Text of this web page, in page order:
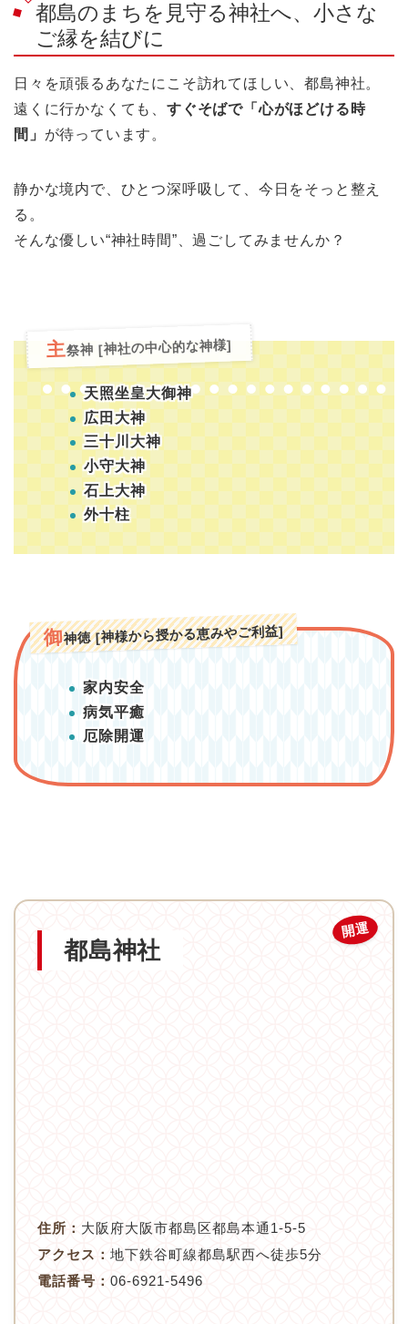
都島のまちを見守る神社へ、小さな
ご縁を結びに
日々を頑張るあなたにこそ訪れてほしい、都島神社。
遠くに行かなくても、 すぐそばで「心がほどける時
間」 が待っています。
静かな境内で、ひとつ深呼吸して、今日をそっと整え
る。
そんな優しい“神社時間”、過ごしてみませんか？
主祭神 [神社の中心的な神様]
天照坐皇大御神
広田大神
三十川大神
小守大神
石上大神
外十柱
御神徳 [神様から授かる恵みやご利益]
家内安全
病気平癒
厄除開運
開運
都島神社
住所： 大阪府大阪市都島区都島本通1-5-5
アクセス： 地下鉄谷町線都島駅西へ徒歩5分
電話番号： 06-6921-5496